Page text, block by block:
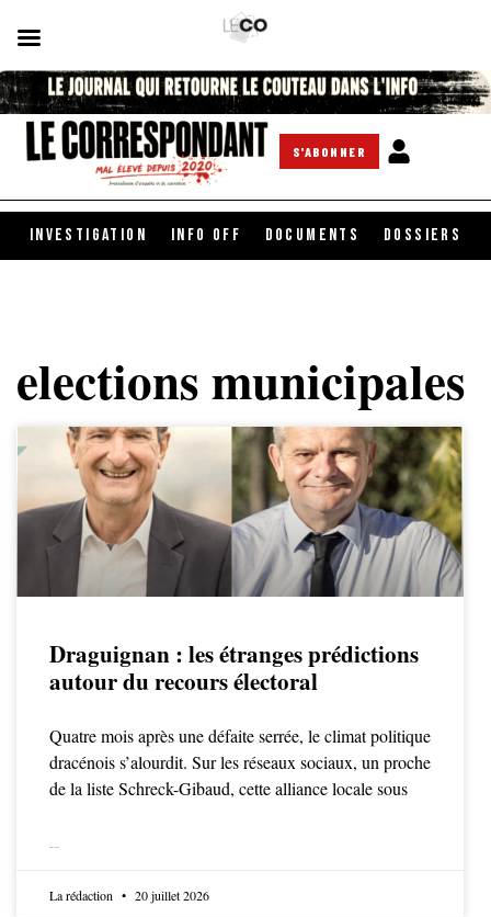
S'ABONNER
INVESTIGATION INFO OFF DOCUMENTS DOSSIERS
elections municipales
Draguignan : les étranges prédictions
autour du recours électoral
Quatre mois après une défaite serrée, le climat politique
dracénois s’alourdit. Sur les réseaux sociaux, un proche
de la liste Schreck-Gibaud, cette alliance locale sous
La rédaction 20 juillet 2026